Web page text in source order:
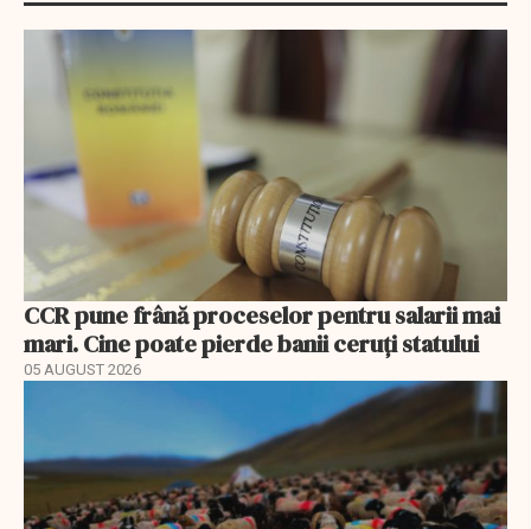
CCR pune frână proceselor pentru salarii mai
mari. Cine poate pierde banii ceruți statului
05 AUGUST 2026